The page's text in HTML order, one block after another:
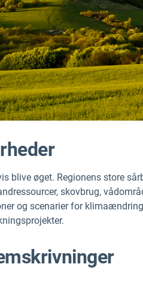
blive øget. Regionens store
skovbrug,
og scenarier for